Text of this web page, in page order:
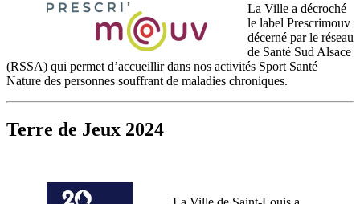
La Ville a décroché
le label Prescrimouv
décerné par le réseau
de Santé Sud Alsace
(RSSA) qui permet d’accueillir dans nos activités Sport Santé
Nature des personnes souffrant de maladies chroniques.
Terre de Jeux 2024